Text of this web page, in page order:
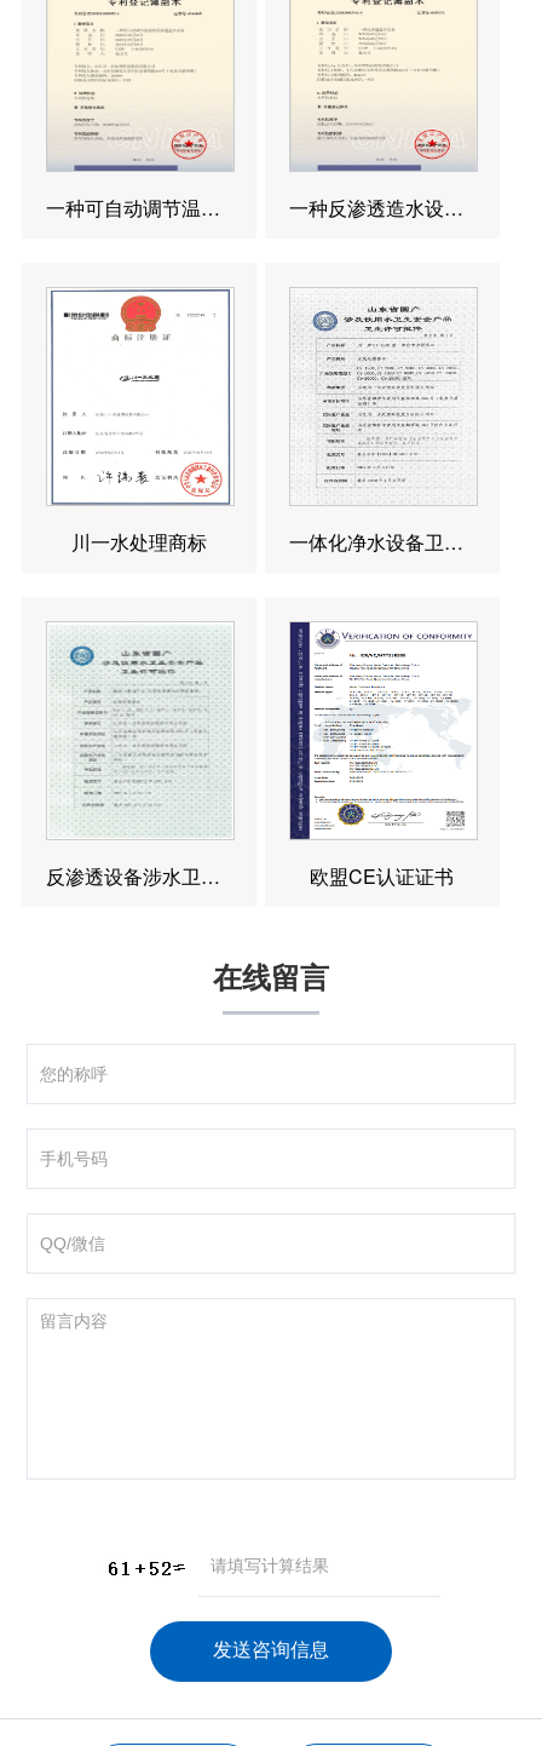
一种可自动调节温度的反渗透造水设备发明专利 一种反渗透造水设备发明专利
川一水处理商标 一体化净水设备卫生许可涉水批件
反渗透设备涉水卫生许可批件 欧盟CE认证证书
在线留言